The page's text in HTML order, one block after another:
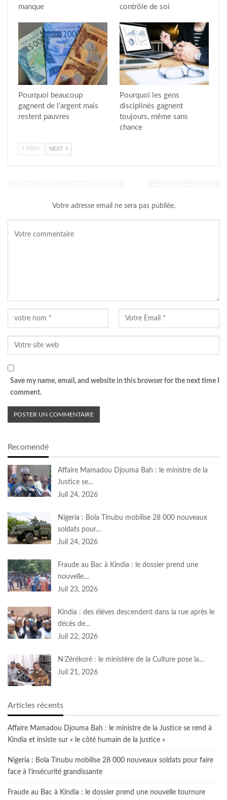
manque
contrôle de soi
Pourquoi beaucoup
gagnent de l’argent mais
restent pauvres
Pourquoi les gens
disciplinés gagnent
toujours, même sans
chance
PREV NEXT
LAISSER UN COMMENTAIRE
Votre adresse email ne sera pas publiée.
Save my name, email, and website in this browser for the next time I
comment.
Recomendé
Affaire Mamadou Djouma Bah : le ministre de la
Justice se…
Juil 24, 2026
Nigeria : Bola Tinubu mobilise 28 000 nouveaux
soldats pour…
Juil 24, 2026
Fraude au Bac à Kindia : le dossier prend une
nouvelle…
Juil 23, 2026
Kindia : des élèves descendent dans la rue après le
décès de…
Juil 22, 2026
N’Zérékoré : le ministère de la Culture pose la…
Juil 21, 2026
Articles récents
Affaire Mamadou Djouma Bah : le ministre de la Justice se rend à
Kindia et insiste sur « le côté humain de la justice »
Nigeria : Bola Tinubu mobilise 28 000 nouveaux soldats pour faire
face à l’insécurité grandissante
Fraude au Bac à Kindia : le dossier prend une nouvelle tournure